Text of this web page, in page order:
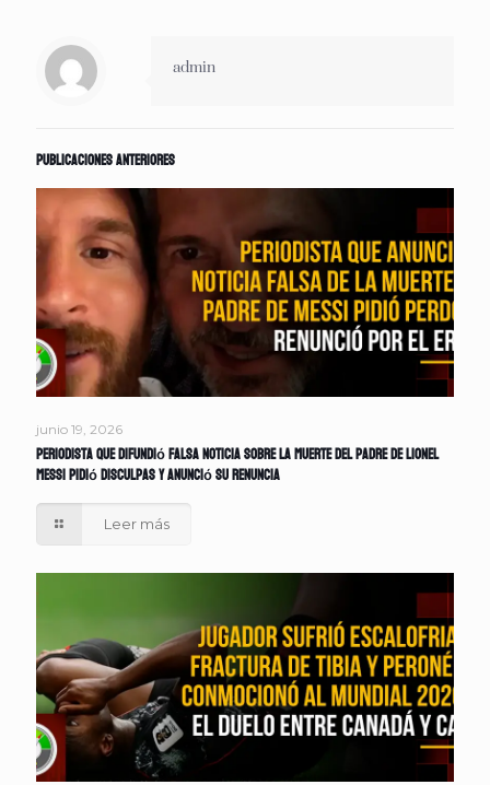
admin
Publicaciones anteriores
junio 19, 2026
Periodista que difundió falsa noticia sobre la muerte del padre de Lionel
Messi pidió disculpas y anunció su renuncia
Leer más